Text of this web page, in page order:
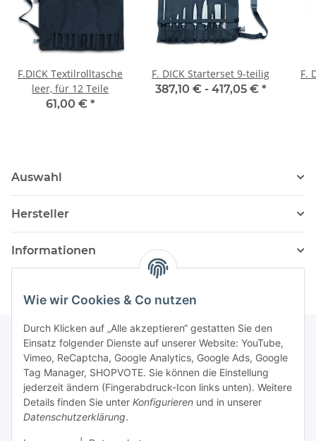
Wie wir Cookies & Co nutzen
Durch Klicken auf „Alle akzeptieren“ gestatten Sie den
Einsatz folgender Dienste auf unserer Website: YouTube,
Vimeo, ReCaptcha, Google Analytics, Google Ads, Google
Tag Manager, SHOPVOTE. Sie können die Einstellung
jederzeit ändern (Fingerabdruck-Icon links unten). Weitere
Details finden Sie unter Konfigurieren und in unserer
Datenschutzerklärung.
F.DICK Textilrolltasche
leer, für 12 Teile
61,00 € *
F. DICK Starterset 9-teilig
387,10 € - 417,05 € *
F.
Auswahl
Hersteller
Informationen
Newsletter Abonnieren
Bitte senden Sie mir entsprechend Ihrer
Datenschutzerklärungregelmäßig und jederzeit widerruflich
Informationen zu Ihrem Produktsortiment per E-Mail zu.